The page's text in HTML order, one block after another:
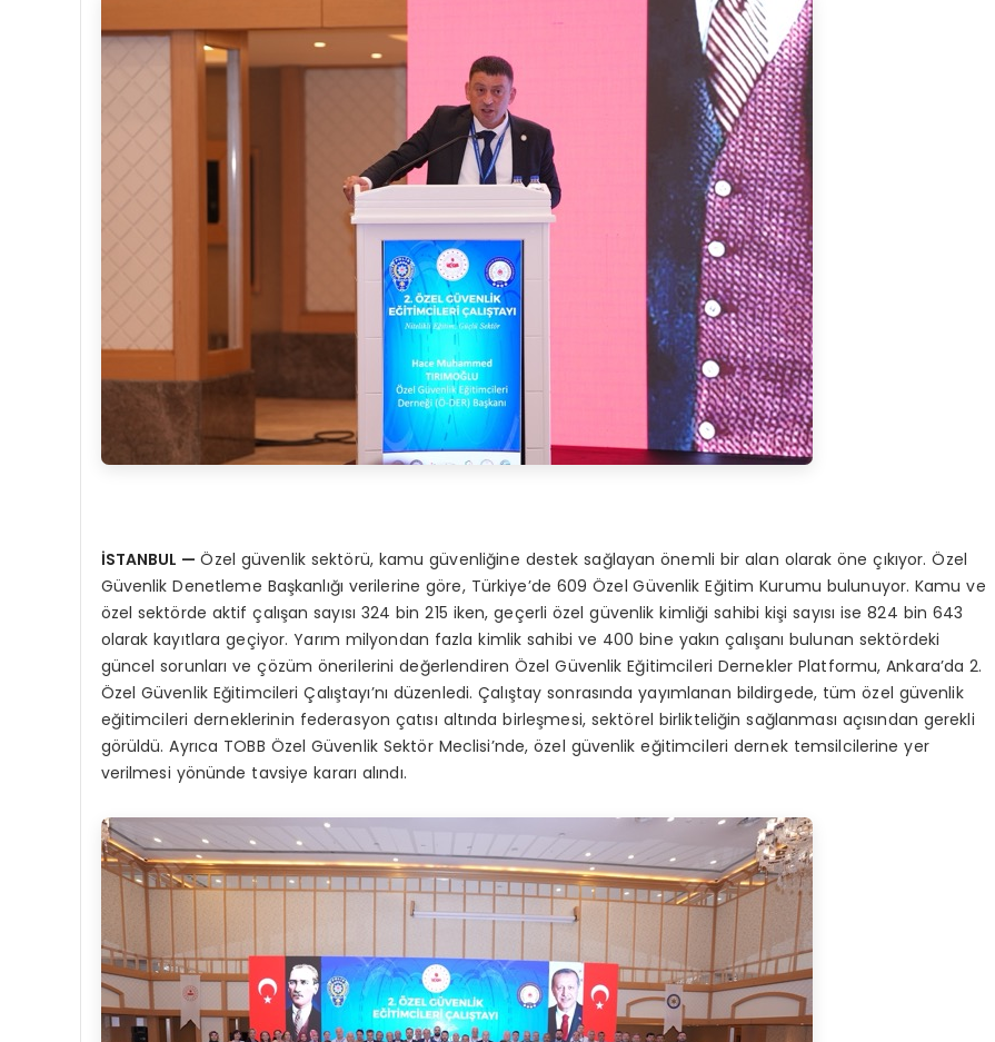
İSTANBUL —Özel güvenlik sektörü, kamu güvenliğine destek sağlayan önemli bir alan olarak öne çıkıyor. Özel
Güvenlik Denetleme Başkanlığı verilerine göre, Türkiye’de 609 Özel Güvenlik Eğitim Kurumu bulunuyor. Kamu ve
özel sektörde aktif çalışan sayısı 324 bin 215 iken, geçerli özel güvenlik kimliği sahibi kişi sayısı ise 824 bin 643
olarak kayıtlara geçiyor. Yarım milyondan fazla kimlik sahibi ve 400 bine yakın çalışanı bulunan sektördeki
güncel sorunları ve çözüm önerilerini değerlendiren Özel Güvenlik Eğitimcileri Dernekler Platformu, Ankara’da 2.
Özel Güvenlik Eğitimcileri Çalıştayı’nı düzenledi. Çalıştay sonrasında yayımlanan bildirgede, tüm özel güvenlik
eğitimcileri derneklerinin federasyon çatısı altında birleşmesi, sektörel birlikteliğin sağlanması açısından gerekli
görüldü. Ayrıca TOBB Özel Güvenlik Sektör Meclisi’nde, özel güvenlik eğitimcileri dernek temsilcilerine yer
verilmesi yönünde tavsiye kararı alındı.